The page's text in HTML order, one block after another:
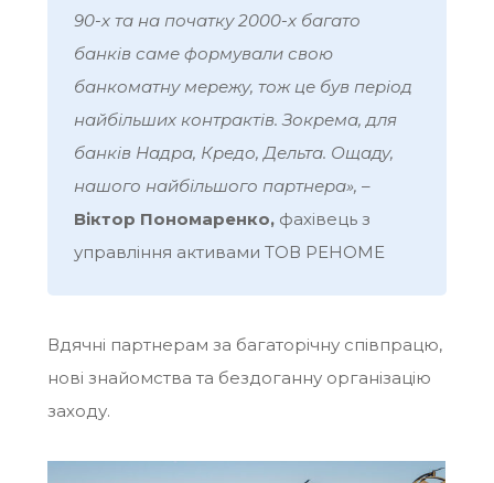
90-х та на початку 2000-х багато
банків саме формували свою
банкоматну мережу, тож це був період
найбільших контрактів. Зокрема, для
банків Надра, Кредо, Дельта. Ощаду,
нашого найбільшого партнера», –
Віктор Пономаренко,фахівець з
управління активами ТОВ РЕНОМЕ
Вдячні партнерам за багаторічну співпрацю,
нові знайомства та бездоганну організацію
заходу.